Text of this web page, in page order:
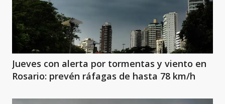
Jueves con alerta por tormentas y viento en
Rosario: prevén ráfagas de hasta 78 km/h